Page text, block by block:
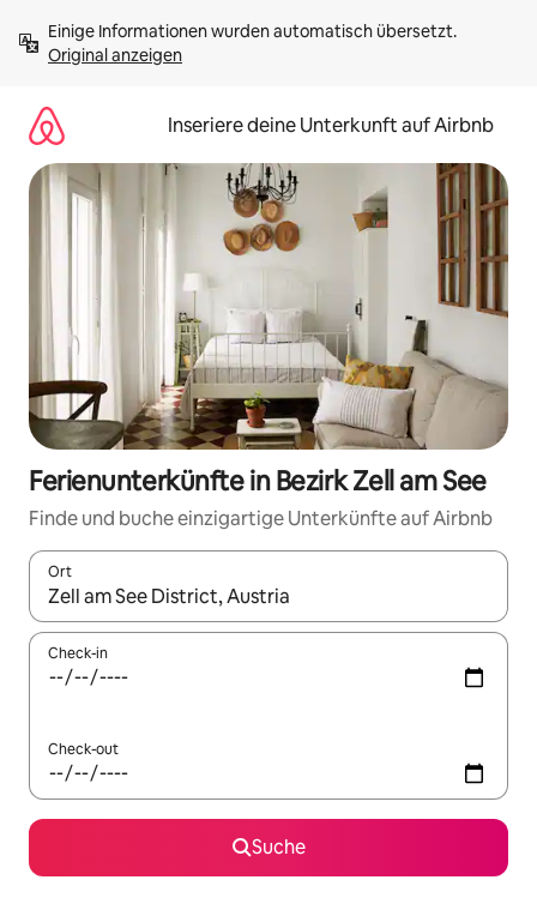
Inhalten
springenOriginal anzeigen
Inseriere deine Unterkunft auf Airbnb
Ferienunterkünfte in Bezirk Zell am See
Finde und buche einzigartige Unterkünfte auf Airbnb
Ort
Wenn Ergebnisse verfügbar sind, navigiere mit den
Check-in
Check-out
Suche